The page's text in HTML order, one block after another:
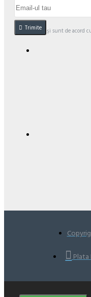
Trimite
Am citit şi sunt de acord
Plata